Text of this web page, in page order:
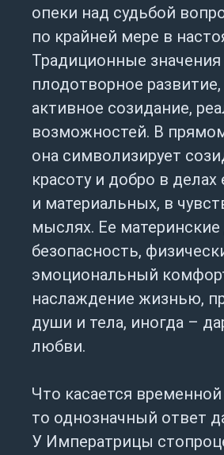
опеки над судьбой
по крайней мере в
Традиционные значения
плодотворное развитие,
активное созидание,
возможностей. B
она символизирует
красоту и добро в
и материальных, в
мыслях. Ее
безопасность,
эмоциональный
наслаждение жизнью,
души и тела, иногда –
любви.
Что касается
то однозначный ответ
У Императрицы